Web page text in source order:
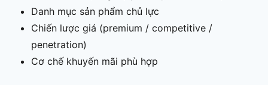
Danh mục sản phẩm chủ lực
Chiến lược giá (premium / competitive /
penetration)
Cơ chế khuyến mãi phù hợp